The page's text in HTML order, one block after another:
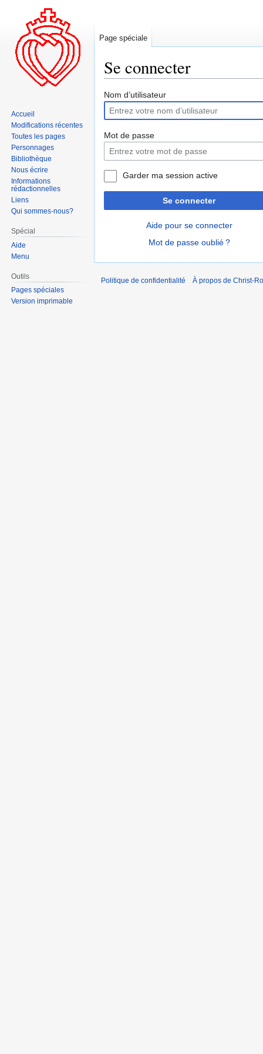
Se connecter
Aller
la
navigation
Aller
la
recherche
Nom d’utilisateur
Mot de passe
Garder ma session active
Se connecter
Aide pour se connecter
Mot de passe oublié ?
Page spéciale
Accueil
Modifications récentes
Toutes les pages
Personnages
Bibliothèque
Nous écrire
Informations
rédactionnelles
Liens
Qui sommes-nous?
Spécial
Aide
Menu
Outils
Pages spéciales
Version imprimable
Politique de confidentialité À propos de Christ-